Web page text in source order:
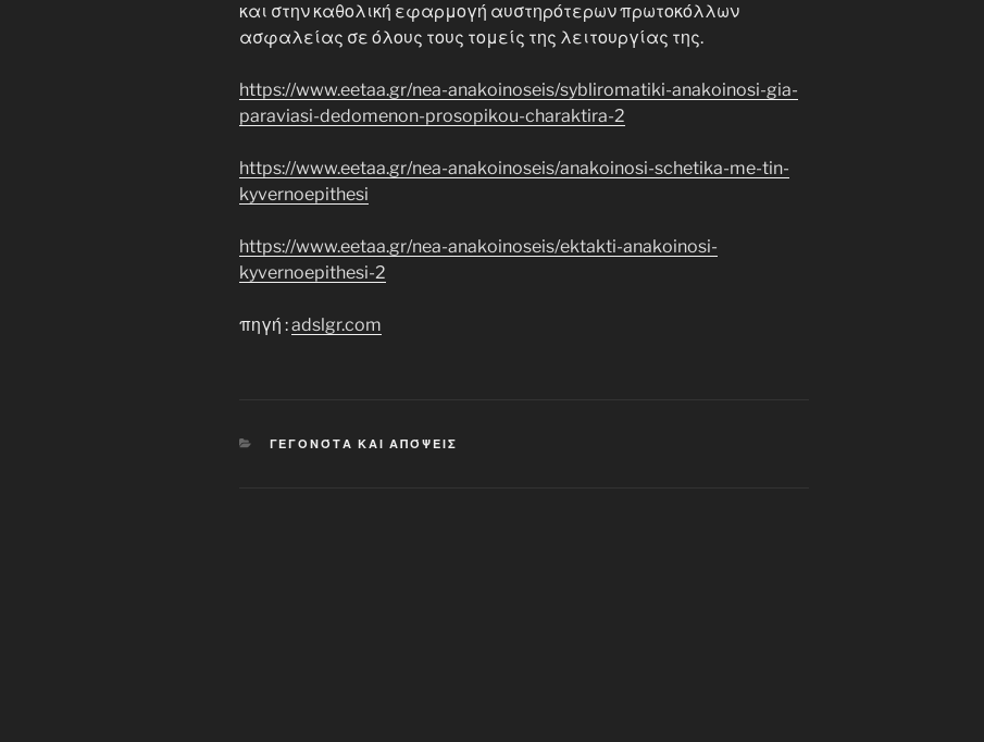
και στην καθολική εφαρμογή αυστηρότερων πρωτοκόλλων
ασφαλείας σε όλους τους τομείς της λειτουργίας της.
https://www.eetaa.gr/nea-anakoinoseis/sybliromatiki-anakoinosi-gia-
paraviasi-dedomenon-prosopikou-charaktira-2
https://www.eetaa.gr/nea-anakoinoseis/anakoinosi-schetika-me-tin-
kyvernoepithesi
https://www.eetaa.gr/nea-anakoinoseis/ektakti-anakoinosi-
kyvernoepithesi-2
πηγή :adslgr.com
CATEGORIES
ΓΕΓΟΝΌΤΑ ΚΑΙ ΑΠΌΨΕΙΣ